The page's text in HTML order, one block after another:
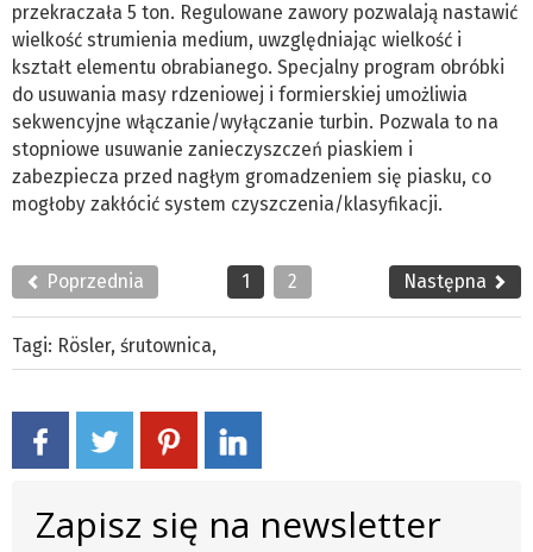
przekraczała 5 ton. Regulowane zawory pozwalają nastawić
wielkość strumienia medium, uwzględniając wielkość i
kształt elementu obrabianego. Specjalny program obróbki
do usuwania masy rdzeniowej i formierskiej umożliwia
sekwencyjne włączanie/wyłączanie turbin. Pozwala to na
stopniowe usuwanie zanieczyszczeń piaskiem i
zabezpiecza przed nagłym gromadzeniem się piasku, co
mogłoby zakłócić system czyszczenia/klasyfikacji.
Poprzednia 1 2 Następna
Tagi: Rösler, śrutownica,
Zapisz się na newsletter